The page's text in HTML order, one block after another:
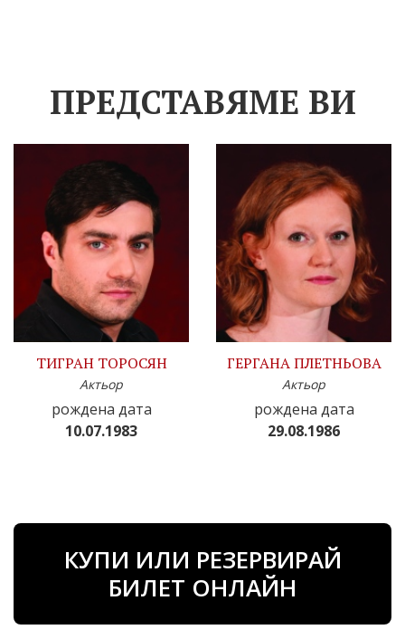
ПРЕДСТАВЯМЕ ВИ
ТИГРАН ТОРОСЯН
Актьор
рождена дата
10.07.1983
ГЕРГАНА ПЛЕТНЬОВА
Актьор
рождена дата
29.08.1986
КУПИ ИЛИ РЕЗЕРВИРАЙ
БИЛЕТ ОНЛАЙН